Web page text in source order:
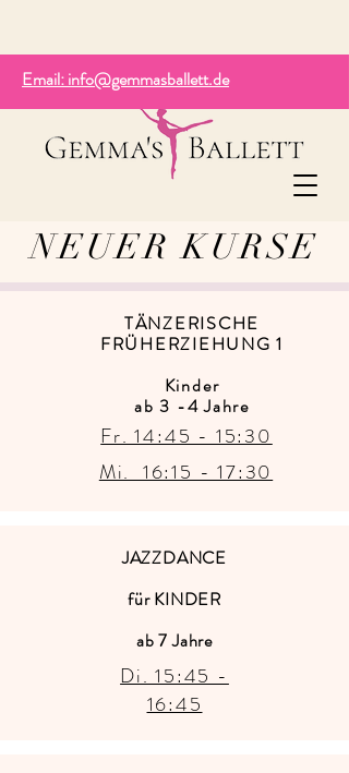
Email: info@gemmasballett.de
NEUER KURSE
TÄNZERISCHE
FRÜHERZIEHUNG 1
Kinder
ab 3 -4 Jahre
Fr. 14:45 - 15:30
Mi. 16:15 - 17:30
JAZZDANCE
für KINDER
ab 7 Jahre
Di. 15:45 -
16:45